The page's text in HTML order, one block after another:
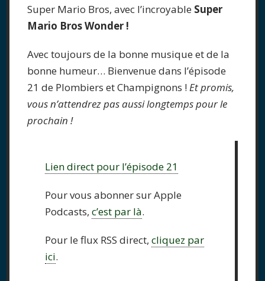
Super Mario Bros, avec l’incroyable Super
Mario Bros Wonder !
Avec toujours de la bonne musique et de la
bonne humeur… Bienvenue dans l’épisode
21 de Plombiers et Champignons !Et promis,
vous n’attendrez pas aussi longtemps pour le
prochain !
Lien direct pour l’épisode 21
Pour vous abonner sur Apple
Podcasts,c’est par là.
Pour le flux RSS direct,cliquez par
ici.